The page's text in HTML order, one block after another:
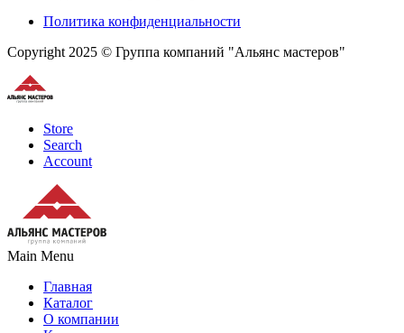
Политика конфиденциальности
Copyright 2025 © Группа компаний "Альянс мастеров"
Store
Search
Account
Main Menu
Главная
Каталог
О компании